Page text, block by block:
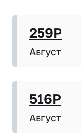
259P
Август
516P
Август